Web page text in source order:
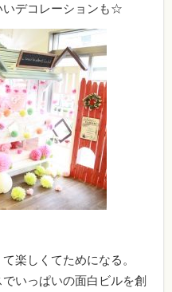
いデコレーションも☆
楽しくてためになる。
いっぱいの面白ビルを創